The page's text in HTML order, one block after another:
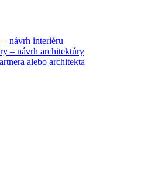
návrh interiéru
– návrh architektúry
alebo architekta